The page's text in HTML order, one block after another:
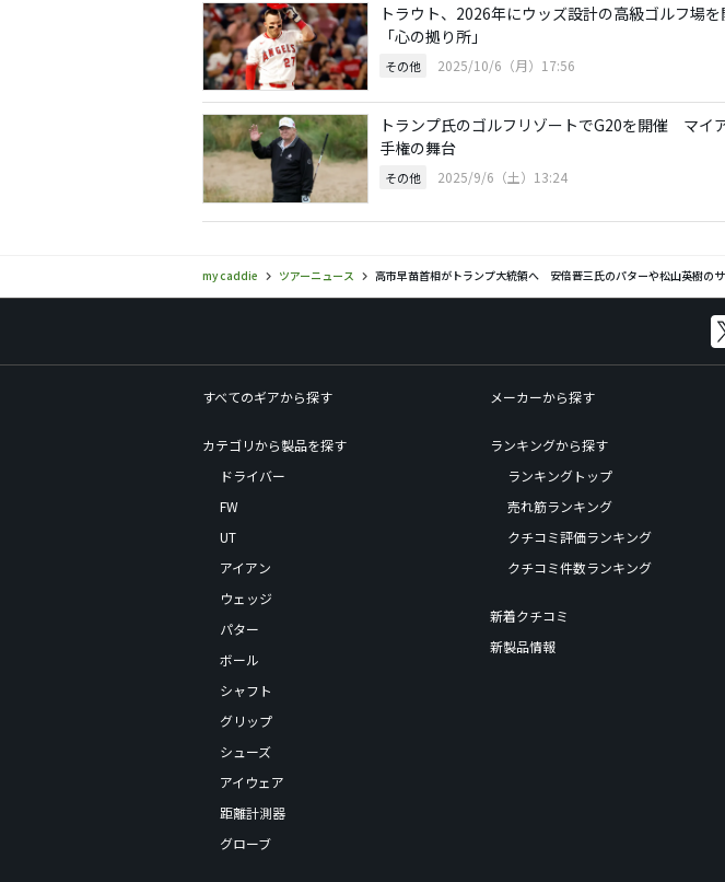
トラウト、2026年にウッズ設計の高級ゴルフ場を
「心の拠り所」
その他 2025/10/6（月）17:56
トランプ氏のゴルフリゾートでG20を開催 マイ
手権の舞台
その他 2025/9/6（土）13:24
my caddie ツアーニュース 高市早苗首相がトランプ大統領へ 安倍晋三氏のパターや松山英樹の
すべてのギアから探す
カテゴリから製品を探す
ドライバー
FW
UT
アイアン
ウェッジ
パター
ボール
シャフト
グリップ
シューズ
アイウェア
距離計測器
グローブ
メーカーから探す
ランキングから探す
ランキングトップ
売れ筋ランキング
クチコミ評価ランキング
クチコミ件数ランキング
新着クチコミ
新製品情報